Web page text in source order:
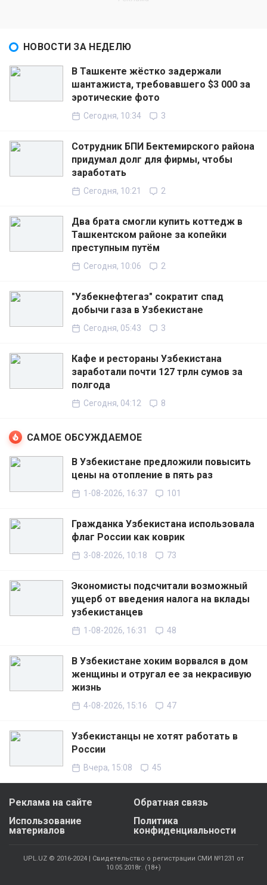
НОВОСТИ ЗА НЕДЕЛЮ
В Ташкенте жёстко задержали
шантажиста, требовавшего $3 000 за
эротические фото
Сегодня, 10:34 3
Сотрудник БПИ Бектемирского района
придумал долг для фирмы, чтобы
заработать
Сегодня, 10:21 2
Два брата смогли купить коттедж в
Ташкентском районе за копейки
преступным путём
Сегодня, 10:06 2
"Узбекнефтегаз" сократит спад
добычи газа в Узбекистане
Сегодня, 05:43 3
Кафе и рестораны Узбекистана
заработали почти 127 трлн сумов за
полгода
Сегодня, 04:12 8
САМОЕ ОБСУЖДАЕМОЕ
В Узбекистане предложили повысить
цены на отопление в пять раз
1-08-2026, 16:37 101
Гражданка Узбекистана использовала
флаг России как коврик
3-08-2026, 10:18 73
Экономисты подсчитали возможный
ущерб от введения налога на вклады
узбекистанцев
1-08-2026, 16:31 48
В Узбекистане хоким ворвался в дом
женщины и отругал ее за некрасивую
жизнь
4-08-2026, 15:16 47
Узбекистанцы не хотят работать в
России
Вчера, 15:08 45
Реклама на сайте
Обратная связь
Использование
материалов
Политика
конфиденциальности
UPL.UZ © 2016-2024 | Свидетельство о регистрации СМИ №1231 от
10.05.2018г. (18+)